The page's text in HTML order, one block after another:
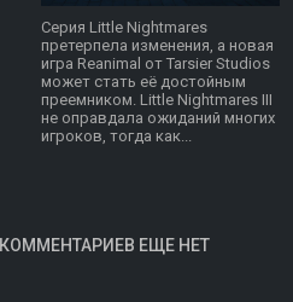
Серия Little Nightmares
претерпела изменения, а новая
игра Reanimal от Tarsier Studios
может стать её достойным
преемником. Little Nightmares III
не оправдала ожиданий многих
игроков, тогда как...
КОММЕНТАРИЕВ ЕЩЕ НЕТ